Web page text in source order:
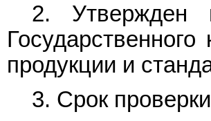
2. Утвержден
продукции и
3. Срок